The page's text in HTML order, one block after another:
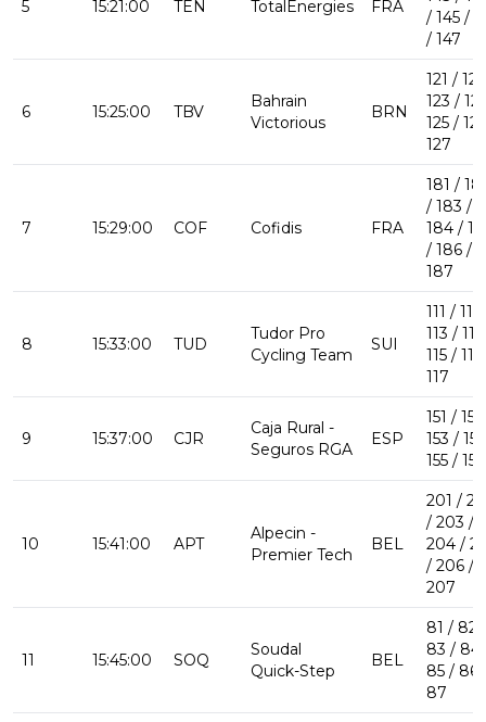
5 15:21:00 TEN TotalEnergies FRA
/ 145 /
/ 147
6 15:25:00 TBV
Bahrain
Victorious
BRN
121 /
123 /
125 /
127
7 15:29:00 COF Cofidis FRA
181 /
/ 183 /
184 /
/ 186 /
187
8 15:33:00 TUD
Tudor Pro
Cycling Team
SUI
111 /
113 /
115 /
117
9 15:37:00 CJR
Caja Rural -
Seguros RGA
ESP
151 /
153 /
155 / 156
10 15:41:00 APT
Alpecin -
Premier Tech
BEL
201 /
/ 203 /
204 /
/ 206 /
207
11 15:45:00 SOQ
Soudal
Quick-Step
BEL
81 / 82 /
83 / 84
85 / 86
87